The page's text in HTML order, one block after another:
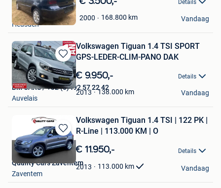
in
Mijn
Favorieten
Details
2000 168.800 km
GMT
Heusden
Vandaag
Bewaren
in
Mijn
Favorieten
Volkswagen Tiguan 1.4 TSI SPORT
GPS-LEDER-CLIM-PANO DAK
€ 9.950,- Details
2013 138.000 km
BM CARS / +32 (0)492 57 22 42
Auvelais
Vandaag
Bewaren
in
Mijn
Favorieten
Volkswagen Tiguan 1.4 TSI | 122 PK |
R-Line | 113.000 KM | O
€ 11.950,- Details
2013 113.000 km
Quality Cars Zaventem
Zaventem
Vandaag